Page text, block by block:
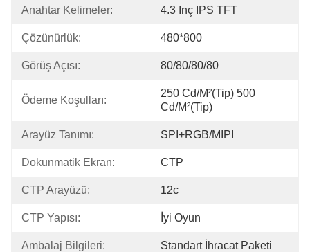
Anahtar Kelimeler: 4.3 Inç IPS TFT
Çözünürlük: 480*800
Görüş Açısı: 80/80/80/80
Ödeme Koşulları:
250 Cd/m²(Tip) 500
Cd/m²(Tip)
Arayüz Tanımı: SPI+RGB/MIPI
Dokunmatik Ekran: CTP
CTP Arayüzü: 12c
CTP Yapısı: İyi Oyun
Ambalaj Bilgileri: Standart İhracat Paketi